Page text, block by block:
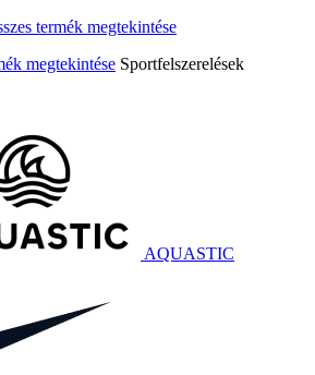
megtekintése Sportfelszerelések
AQUASTIC